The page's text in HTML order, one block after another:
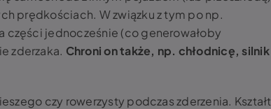
prędkościach. W związku z tym po np.
części jednocześnie (co generowałoby
zderzaka. Chroni on także, np. chłodnicę, silnik
czy rowerzysty podczas zderzenia. Kształt